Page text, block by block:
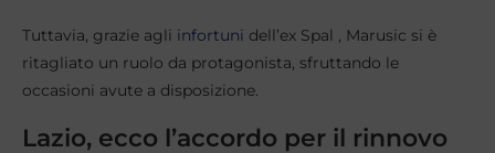
Tuttavia, grazie agli infortuni dell’ex Spal , Marusic si è
ritagliato un ruolo da protagonista, sfruttando le
occasioni avute a disposizione.
Lazio, ecco l’accordo per il rinnovo